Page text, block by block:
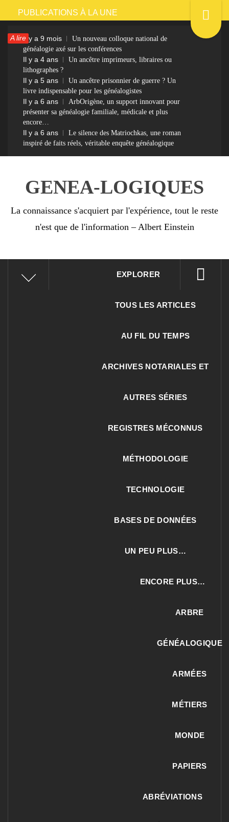
Passer
contenu
PUBLICATIONS À LA UNE
A lireIl y a 9 mois
Un nouveau colloque national de
généalogie axé sur les conférences
Il y a 4 ans
Un ancêtre imprimeurs, libraires ou
lithographes ?
Il y a 5 ans
Un ancêtre prisonnier de guerre ? Un
livre indispensable pour les généalogistes
Il y a 6 ans
ArbOrigène, un support innovant pour
présenter sa généalogie familiale, médicale et plus
encore…
Il y a 6 ans
Le silence des Matriochkas, une roman
inspiré de faits réels, véritable enquête généalogique
GENEA-LOGIQUES
La connaissance s'acquiert par l'expérience, tout le reste
n'est que de l'information – Albert Einstein
EXPLORER
TOUS LES ARTICLES
AU FIL DU TEMPS
ARCHIVES NOTARIALES ET
AUTRES SÉRIES
REGISTRES MÉCONNUS
MÉTHODOLOGIE
TECHNOLOGIE
BASES DE DONNÉES
UN PEU PLUS…
ENCORE PLUS…
ARBRE
GÉNÉALOGIQUE
ARMÉES
MÉTIERS
MONDE
PAPIERS
ABRÉVIATIONS